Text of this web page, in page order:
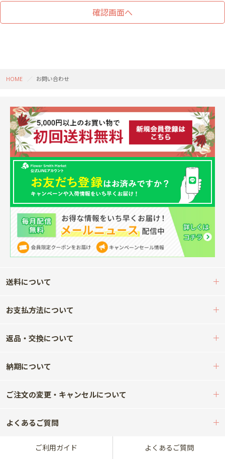
HOME お問い合わせ
送料について
お支払方法について
返品・交換について
納期について
ご注文の変更・キャンセルについて
よくあるご質問
ご利用ガイド よくあるご質問